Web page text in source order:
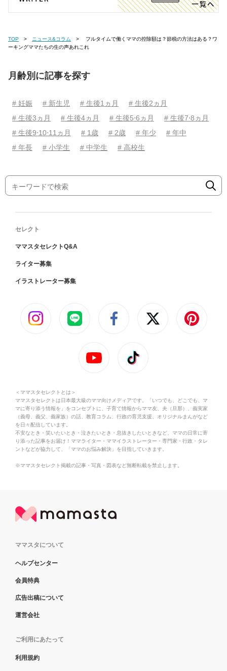
TOP ニュース&コラム
ーキングママたちの生の声あれこれ
月齢別に記事を探す
# 妊娠 # 新生児 # 生後1ヵ月
# 生後2ヵ月
# 生後3ヵ月
# 生後4ヵ月 # 生後5⋅6ヵ月
# 生後7⋅8ヵ月
# 生後9⋅10⋅11ヵ月
# 1歳 # 2歳 # 年少
# 年中
# 年長
# 小学生 # 中学生 # 高校生
セレクト
ママスタセレクトQ&A
ライター募集
イラストレーター募集
＜ママスタセレクトとは＞
ママスタセレクトは日本最大級のママ向けメディアです。「いつでも、どこでも、マ
マに寄り添う情報を」をコンセプトに、子育て情報からママ友、夫（旦那）、義実家
（義母、義父、義家族）の話、教育コラム、行政の育児支援、オリジナルまんがなど
を日々配信しています。
不安なとき・笑いたいとき・泣きたいとき・息抜きしたいときなど、ママの日常に寄
り添った記事をお届け！ママライター・ママイラストレーター・専門家・行政・タレ
ントなどが協力して、「ママのお悩み解決」を目指していきます。
※ママスタセレクト掲載の記事・写真・図表など無断転載を禁止します。
ママスタについて
ヘルプセンター
会員特典
広告出稿について
運営会社
ご利用にあたって
利用規約